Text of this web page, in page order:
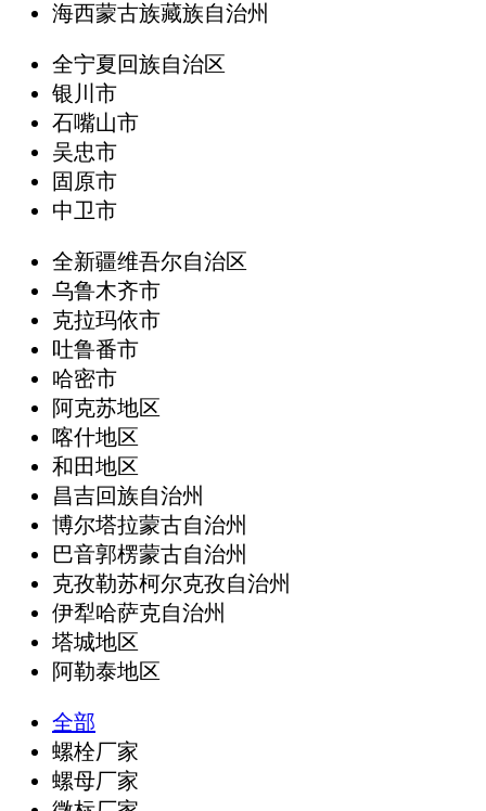
海西蒙古族藏族自治州
全宁夏回族自治区
银川市
石嘴山市
吴忠市
固原市
中卫市
全新疆维吾尔自治区
乌鲁木齐市
克拉玛依市
吐鲁番市
哈密市
阿克苏地区
喀什地区
和田地区
昌吉回族自治州
博尔塔拉蒙古自治州
巴音郭楞蒙古自治州
克孜勒苏柯尔克孜自治州
伊犁哈萨克自治州
塔城地区
阿勒泰地区
全部
螺栓厂家
螺母厂家